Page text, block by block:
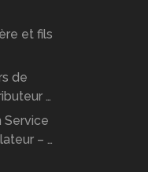
et fils
de
…
Service
– …